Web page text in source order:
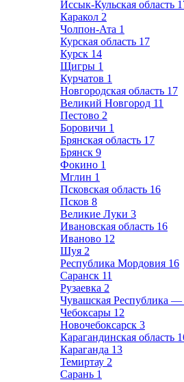
Иссык-Кульская область
Каракол 2
Чолпон-Ата 1
Курская область 17
Курск 14
Щигры 1
Курчатов 1
Новгородская область 17
Великий Новгород 11
Пестово 2
Боровичи 1
Брянская область 17
Брянск 9
Фокино 1
Мглин 1
Псковская область 16
Псков 8
Великие Луки 3
Ивановская область 16
Иваново 12
Шуя 2
Республика Мордовия 16
Саранск 11
Рузаевка 2
Чувашская Республика
Чебоксары 12
Новочебоксарск 3
Карагандинская область
Караганда 13
Темиртау 2
Сарань 1